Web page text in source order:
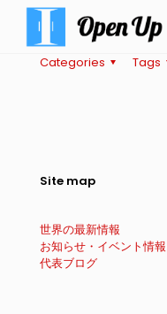
Categories Tags
Site map
世界の最新情報
お知らせ・イベント情報
代表ブログ